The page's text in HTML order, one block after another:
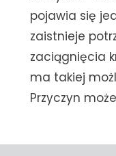
pojawia się
zaistnieje
zaciągnięcia
ma takiej
Przyczyn